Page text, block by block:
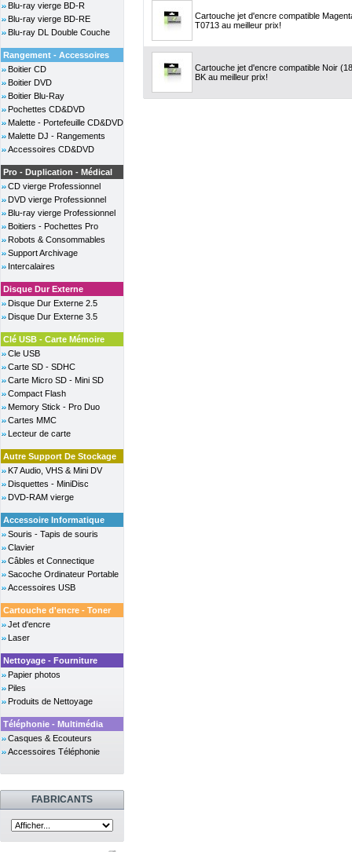
Blu-ray vierge BD-R
Blu-ray vierge BD-RE
Blu-ray DL Double Couche
Rangement - Accessoires
Boitier CD
Boitier DVD
Boitier Blu-Ray
Pochettes CD&DVD
Malette - Portefeuille CD&DVD
Malette DJ - Rangements
Accessoires CD&DVD
Pro - Duplication - Médical
CD vierge Professionnel
DVD vierge Professionnel
Blu-ray vierge Professionnel
Boitiers - Pochettes Pro
Robots & Consommables
Support Archivage
Intercalaires
Disque Dur Externe
Disque Dur Externe 2.5
Disque Dur Externe 3.5
Clé USB - Carte Mémoire
Cle USB
Carte SD - SDHC
Carte Micro SD - Mini SD
Compact Flash
Memory Stick - Pro Duo
Cartes MMC
Lecteur de carte
Autre Support De Stockage
K7 Audio, VHS & Mini DV
Disquettes - MiniDisc
DVD-RAM vierge
Accessoire Informatique
Souris - Tapis de souris
Clavier
Câbles et Connectique
Sacoche Ordinateur Portable
Accessoires USB
Cartouche d'encre - Toner
Jet d'encre
Laser
Nettoyage - Fourniture
Papier photos
Piles
Produits de Nettoyage
Téléphonie - Multimédia
Casques & Ecouteurs
Accessoires Téléphonie
FABRICANTS
Cartouche jet d'encre compatible
T0713 au meilleur prix!
Cartouche jet d'encre compatible Noir
BK au meilleur prix!